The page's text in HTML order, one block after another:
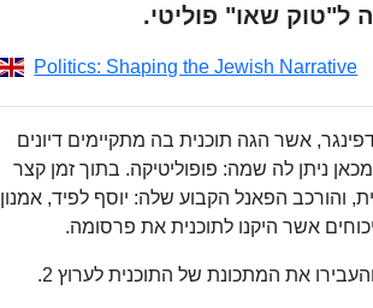
ל"טוק שאו" פוליטי.
Politics: Shaping the Jewish Narrative
אהרון גולדפינגר, אשר הגה תוכנית בה מתקיימים דיונים
ניתן לה שמה: פופוליטיקה. בתוך זמן קצר
והורכב הפאנל הקבוע שלה: יוסף לפיד, אמנון
אשר היקנו לתוכנית את פרסומה.